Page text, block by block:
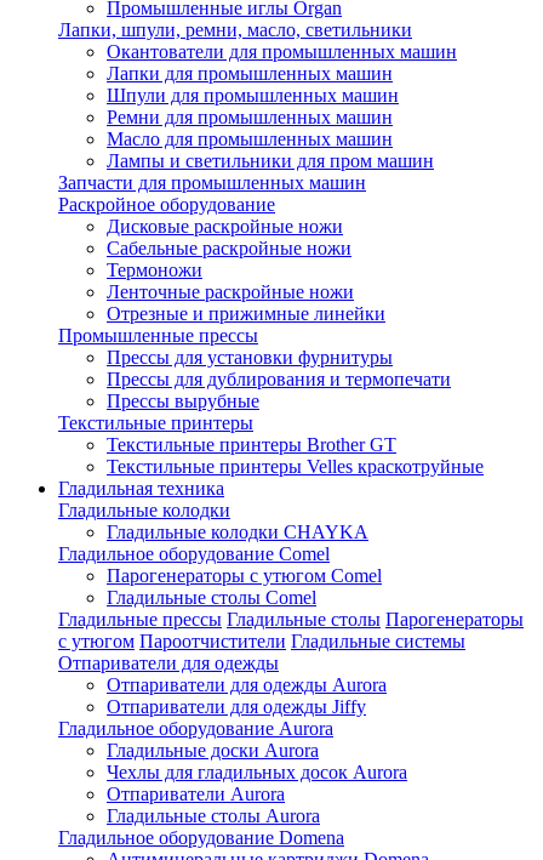
Промышленные иглы Organ
Лапки, шпули, ремни, масло, светильники
Окантователи для промышленных машин
Лапки для промышленных машин
Шпули для промышленных машин
Ремни для промышленных машин
Масло для промышленных машин
Лампы и светильники для пром машин
Запчасти для промышленных машин
Раскройное оборудование
Дисковые раскройные ножи
Сабельные раскройные ножи
Термоножи
Ленточные раскройные ножи
Отрезные и прижимные линейки
Промышленные прессы
Прессы для установки фурнитуры
Прессы для дублирования и термопечати
Прессы вырубные
Текстильные принтеры
Текстильные принтеры Brother GT
Текстильные принтеры Velles краскотруйные
Гладильная техника
Гладильные колодки
Гладильные колодки CHAYKA
Гладильное оборудование Comel
Парогенераторы с утюгом Comel
Гладильные столы Comel
Гладильные прессы Гладильные столы Парогенераторы
с утюгом Пароотчистители Гладильные системы
Отпариватели для одежды
Отпариватели для одежды Aurora
Отпариватели для одежды Jiffy
Гладильное оборудование Aurora
Гладильные доски Aurora
Чехлы для гладильных досок Aurora
Отпариватели Aurora
Гладильные столы Aurora
Гладильное оборудование Domena